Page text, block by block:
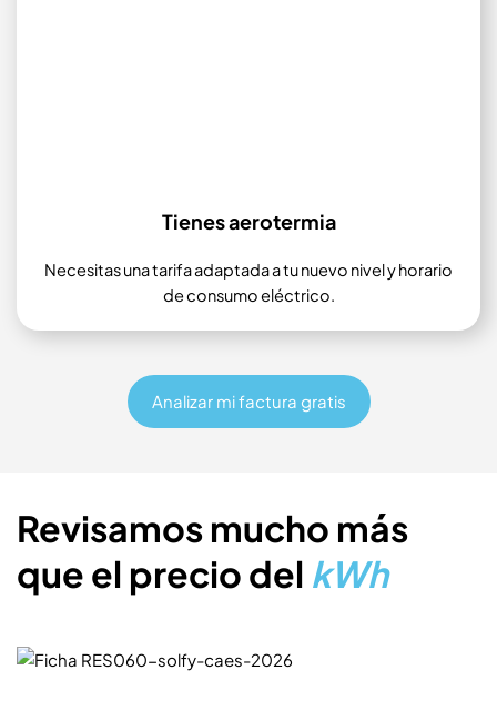
Tienes aerotermia
Necesitas una tarifa adaptada a tu nuevo nivel y horario
de consumo eléctrico.
Analizar mi factura gratis
Revisamos mucho más
que el precio del kWh